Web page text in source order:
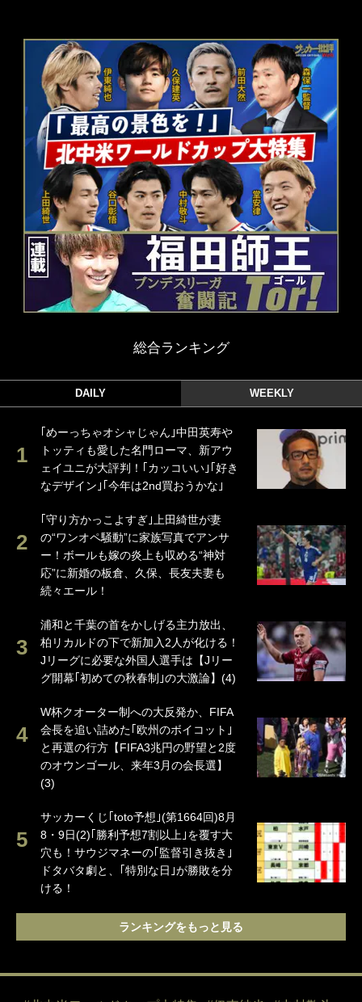
総合ランキング
DAILY WEEKLY
｢めーっちゃオシャじゃん｣中田英寿や
トッティも愛した名門ローマ、新アウ
ェイユニが大評判！｢カッコいい｣｢好き
なデザイン｣｢今年は2nd買おうかな｣
｢守り方かっこよすぎ｣上田綺世が妻
の“ワンオペ騒動”に家族写真でアンサ
ー！ボールも嫁の炎上も収める“神対
応”に新婚の板倉、久保、長友夫妻も
続々エール！
浦和と千葉の首をかしげる主力放出、
柏リカルドの下で新加入2人が化ける！
Jリーグに必要な外国人選手は【Jリー
グ開幕｢初めての秋春制｣の大激論】(4)
W杯クオーター制への大反発か、FIFA
会長を追い詰めた｢欧州のボイコット｣
と再選の行方【FIFA3兆円の野望と2度
のオウンゴール、来年3月の会長選】
(3)
サッカーくじ｢toto予想｣(第1664回)8月
8・9日(2)｢勝利予想7割以上｣を覆す大
穴も！サウジマネーの｢監督引き抜き｣
ドタバタ劇と、｢特別な日｣が勝敗を分
ける！
ランキングをもっと見る